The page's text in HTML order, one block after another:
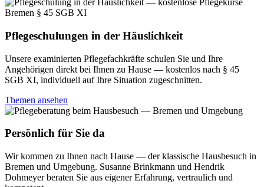
Pflegeschulungen in der Häuslichkeit
Unsere examinierten Pflegefachkräfte schulen Sie und Ihre
Angehörigen direkt bei Ihnen zu Hause — kostenlos nach § 45
SGB XI, individuell auf Ihre Situation zugeschnitten.
Themen ansehen
Persönlich für Sie da
Wir kommen zu Ihnen nach Hause — der klassische Hausbesuch in
Bremen und Umgebung. Susanne Brinkmann und Hendrik
Dohmeyer beraten Sie aus eigener Erfahrung, vertraulich und